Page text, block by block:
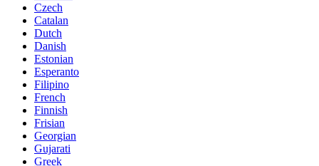
Czech
Catalan
Dutch
Danish
Estonian
Esperanto
Filipino
French
Finnish
Frisian
Georgian
Gujarati
Greek